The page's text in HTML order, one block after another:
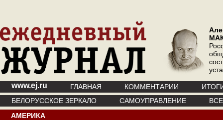
www.ej.ru ГЛАВНАЯ КОММЕНТАРИИ
БЕЛОРУССКОЕ ЗЕРКАЛО
САМОУПРАВЛЕНИЕ
АМЕРИКА